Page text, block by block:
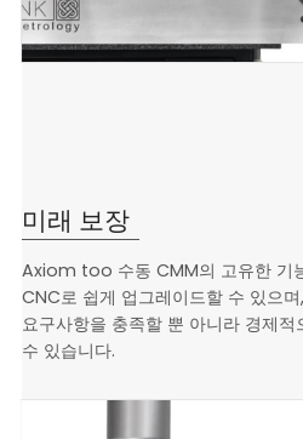
미래 보장
Axiom too 수동 CMM의 고유한 기
CNC로 쉽게 업그레이드할 수 있으
요구사항을 충족할 뿐 아니라 경제
수 있습니다.